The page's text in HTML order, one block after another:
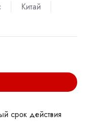
Китай
срок действия